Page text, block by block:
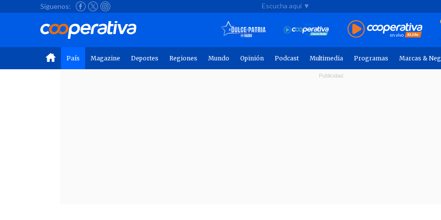
Síguenos: Escucha aquí ▼
País Magazine Deportes Regiones Mundo Opinión Podcast Multimedia Programas Marcas &